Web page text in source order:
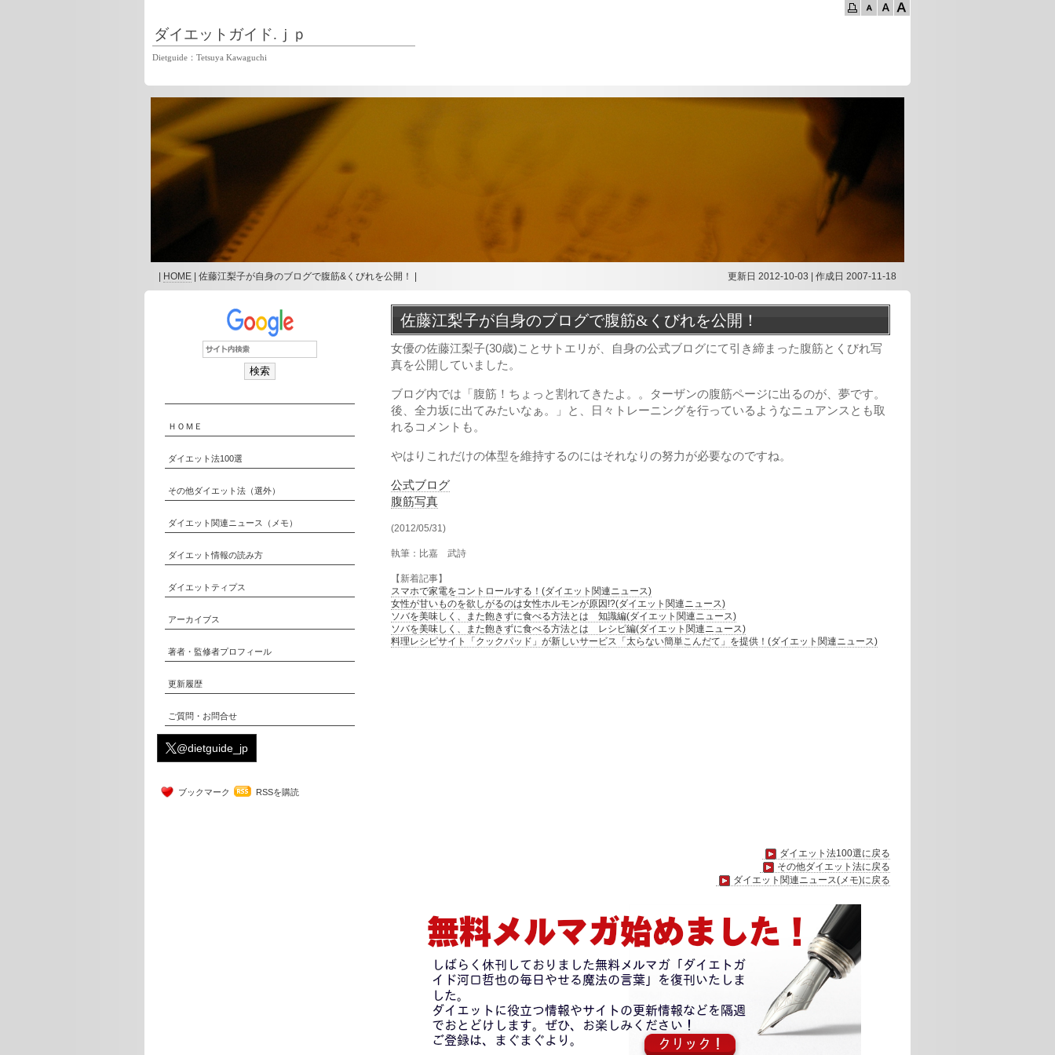
ダイエットガイド.ｊｐ
Dietguide：Tetsuya Kawaguchi
HOME | 佐藤江梨子が自身のブログで腹筋&くびれを公開！ | 更新日 2012-10-03 | 作成日 2007-11-18
佐藤江梨子が自身のブログで腹筋&くびれを公開！
女優の佐藤江梨子(30歳)ことサトエリが、自身の公式ブログにて引き締まった腹筋とくびれ写
真を公開していました。
ブログ内では「腹筋！ちょっと割れてきたよ。。ターザンの腹筋ページに出るのが、夢です。
後、全力坂に出てみたいなぁ。」と、日々トレーニングを行っているようなニュアンスとも取
れるコメントも。
やはりこれだけの体型を維持するのにはそれなりの努力が必要なのですね。
公式ブログ
腹筋写真
(2012/05/31)
執筆：比嘉 武詩
【新着記事】
スマホで家電をコントロールする！(ダイエット関連ニュース)
女性が甘いものを欲しがるのは女性ホルモンが原因!?(ダイエット関連ニュース)
ソバを美味しく、また飽きずに食べる方法とは 知識編(ダイエット関連ニュース)
ソバを美味しく、また飽きずに食べる方法とは レシピ編(ダイエット関連ニュース)
料理レシピサイト「クックパッド」が新しいサービス「太らない簡単こんだて」を提供！(ダイエット関連ニュース)
ダイエット法100選に戻る
その他ダイエット法に戻る
ダイエット関連ニュース(メモ)に戻る
ＨＯＭＥ
ダイエット法100選
その他ダイエット法（選外）
ダイエット関連ニュース（メモ）
ダイエット情報の読み方
ダイエットティプス
アーカイブス
著者・監修者プロフィール
更新履歴
ご質問・お問合せ
@dietguide_jp
ブックマーク RSSを購読